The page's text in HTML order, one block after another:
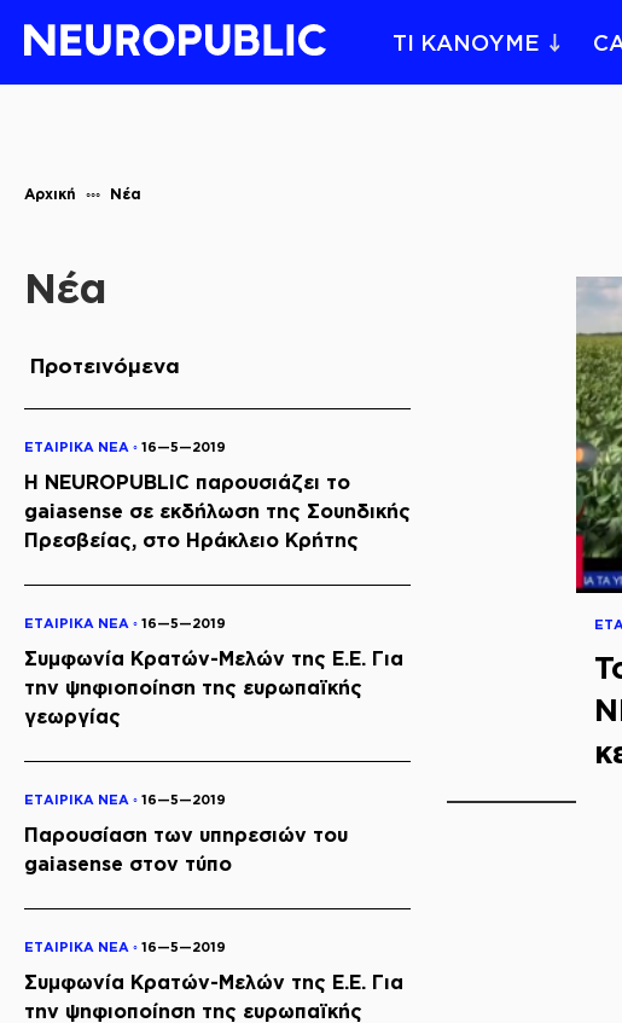
ΤΙ ΚΑΝΟΥΜΕ
Αρχική Νέα
Νέα
Προτεινόμενα
ΕΤΑΙΡΙΚΑ ΝΕΑ ◦ 16—5—2019
Η NEUROPUBLIC παρουσιάζει το
gaiasense σε εκδήλωση της Σουηδικής
Πρεσβείας, στο Ηράκλειο Κρήτης
ΕΤΑΙΡΙΚΑ ΝΕΑ ◦ 16—5—2019
Συμφωνία Κρατών-Μελών της Ε.Ε. Για
την ψηφιοποίηση της ευρωπαϊκής
γεωργίας
ΕΤΑΙΡΙΚΑ ΝΕΑ ◦ 16—5—2019
Παρουσίαση των υπηρεσιών του
gaiasense στον τύπο
ΕΤΑΙΡΙΚΑ ΝΕΑ ◦ 16—5—2019
Συμφωνία Κρατών-Μελών της Ε.Ε. Για
την ψηφιοποίηση της ευρωπαϊκής